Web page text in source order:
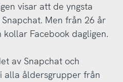
visar att de yngsta
Men från 26 år
Facebook dagligen.
av Snapchat och
alla åldersgrupper från